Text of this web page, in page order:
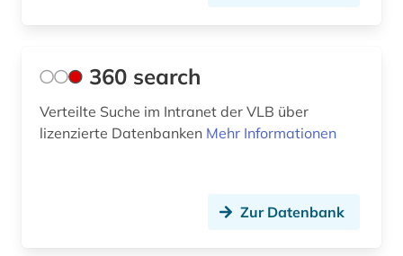
autor (2)
360 search
Verteilte Suche im Intranet der VLB über
lizenzierte Datenbanken Mehr Informationen
Zur Datenbank